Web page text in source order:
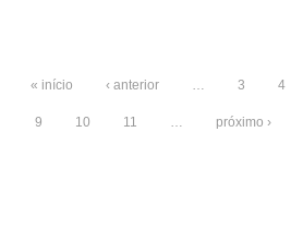
« início ‹ anterior … 3 4
9 10 11 … próximo ›